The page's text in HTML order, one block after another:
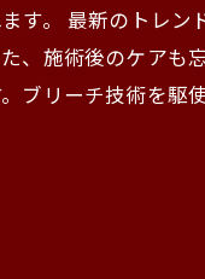
す。 最新のトレ
、施術後のケアも
ブリーチ技術を駆